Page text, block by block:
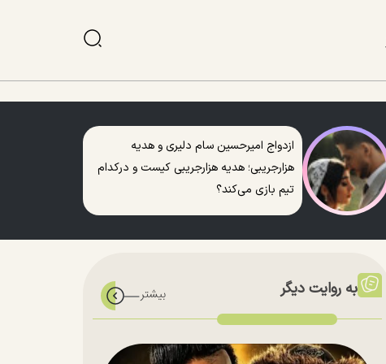
ازدواج امیرحسین سام دلیری و هدیه
هزارجریبی؛ هدیه هزارجریبی کیست و درکدام
تیم بازی می‌کند؟
به روایت دیگر